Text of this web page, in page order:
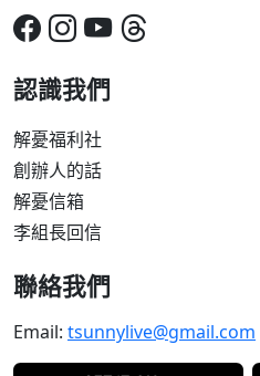
認識我們
解憂福利社
創辦人的話
解憂信箱
李組長回信
聯絡我們
Email: tsunnylive@gmail.com